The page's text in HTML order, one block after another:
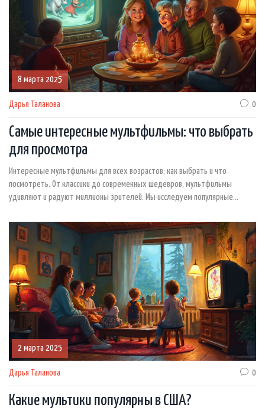
8 марта 2025
Дарья Таланова 0
Самые интересные мультфильмы: что выбрать
для просмотра
Интересные мультфильмы для всех возрастов: как выбрать и что
посмотреть. От классики до современных шедевров, мультфильмы
удивляют и радуют миллионы зрителей. Мы исследуем популярные
внимание при выборе мультфильма для семейного просмотра. В статье вы
найдете рекомендации и советы по выбору идеального мультфильма.
2 марта 2025
Дарья Таланова 0
Какие мультики популярны в США?